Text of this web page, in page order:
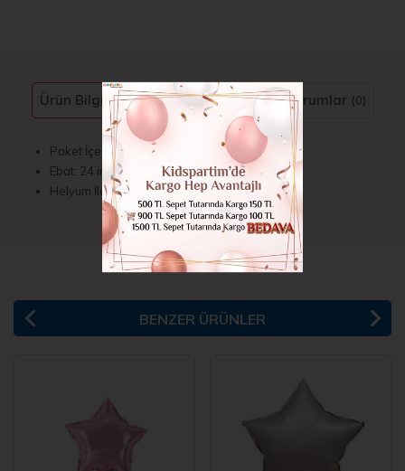
Ürün Bilgisi Taksit Seçenekleri Yorumlar (0)
Paket İçerisinde 1 adet Bulunmaktadır.
Ebat: 24 inç 60 cm
Helyum İle Uçan Balon Yapabilirsiniz
BENZER ÜRÜNLER